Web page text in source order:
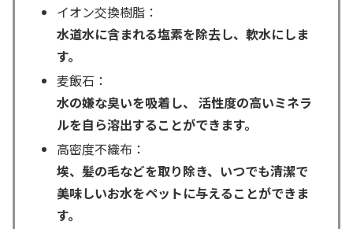
イオン交換樹脂：
水道水に含まれる塩素を除去し、軟水にしま
す。
麦飯石：
水の嫌な臭いを吸着し、 活性度の高いミネラ
ルを自ら溶出することができます。
高密度不織布：
埃、髪の毛などを取り除き、いつでも清潔で
美味しいお水をペットに与えることができま
す。